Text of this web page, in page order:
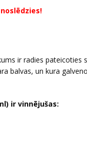
ir radies pateicoties
balvas, un kura
ir vinnējušas: